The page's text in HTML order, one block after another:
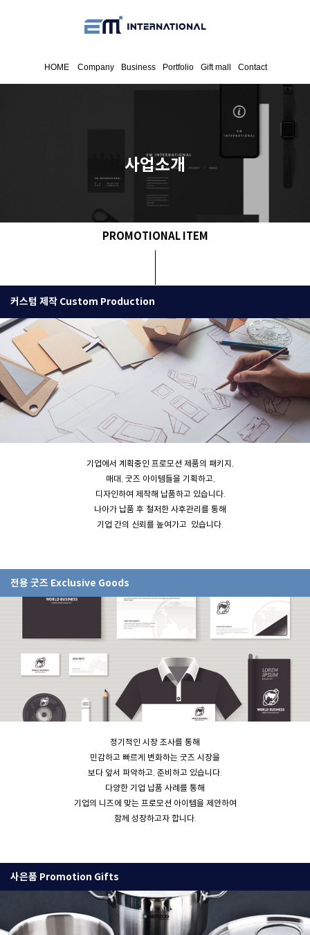
HOME Company Business Portfolio Gift mall Contact
사업소개
PROMOTIONAL ITEM
커스텀 제작 Custom Production
기업에서 계획중인 프로모션 제품의 패키지,
매대, 굿즈 아이템들을 기획하고,
디자인하여 제작해 납품하고 있습니다.
나아가 납품 후 철저한 사후관리를 통해
기업 간의 신뢰를 높여가고 있습니다.
전용 굿즈 Exclusive Goods
정기적인 시장 조사를 통해
민감하고 빠르게 변화하는 굿즈 시장을
보다 앞서 파악하고, 준비하고 있습니다.
다양한 기업 납품 사례를 통해
기업의 니즈에 맞는 프로모션 아이템을 제안하여
함께 성장하고자 합니다.
사은품 Promotion Gifts